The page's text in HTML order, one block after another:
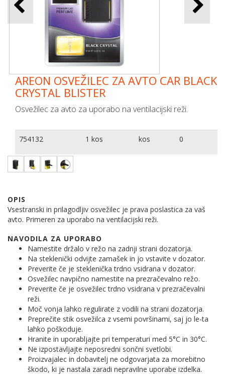
AREON OSVEŽILEC ZA AVTO CAR BLACK
CRYSTAL BLISTER
Osvežilec za avto za uporabo na ventilacijski reži.
754132 1 kos kos 0
OPIS
Vsestranski in prilagodljiv osvežilec je prava poslastica za vaš
avto. Primeren za uporabo na ventilacijski reži.
NAVODILA ZA UPORABO
Namestite držalo v režo na zadnji strani dozatorja.
Na steklenički odvijte zamašek in jo vstavite v dozator.
Preverite če je steklenička trdno vsidrana v dozator.
Osvežilec navpično namestite na prezračevalno režo.
Preverite če je osvežilec trdno vsidrana v prezračevalni
reži.
Moč vonja lahko regulirate z vodili na strani dozatorja.
Preprečite stik osvežilca z vsemi površinami, saj jo le-ta
lahko poškoduje.
Hranite in uporabljajte pri temperaturi med 5°C in 30°C.
Ne izpostavljajte neposredni sončni svetlobi.
Proizvajalec in dobavitelj ne odgovarjata za morebitno
škodo, ki je nastala zaradi nepravilne uporabe izdelka.